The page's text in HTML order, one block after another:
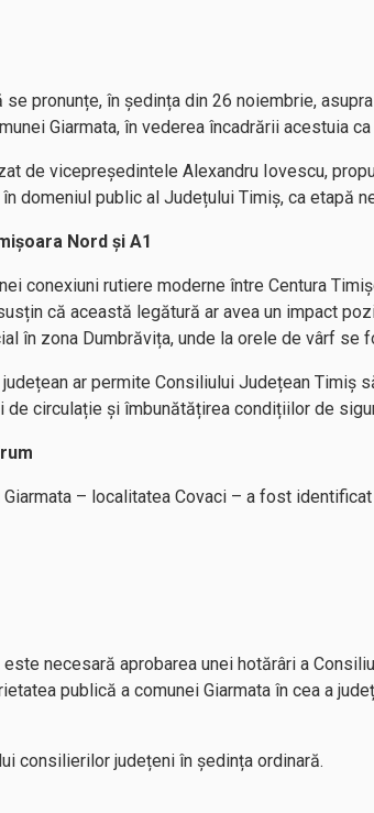
pronunțe, în ședința din 26 noiembrie,
Giarmata, în vederea încadrării acestuia
de vicepreședintele Alexandru Iovescu,
domeniul public al Județului Timiș, ca etapă
Nord și A1
conexiuni rutiere moderne între Centura
că această legătură ar avea un impact
în zona Dumbrăvița, unde la orele de vârf se
ar permite Consiliului Județean Timiș
circulație și îmbunătățirea condițiilor de
– localitatea Covaci – a fost
necesară aprobarea unei hotărâri a
publică a comunei Giarmata în cea a
consilierilor județeni în ședința ordinară.